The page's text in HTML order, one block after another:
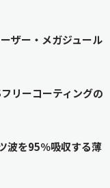
ザー・メガジュール
リーコーティングの
波を95％吸収する薄